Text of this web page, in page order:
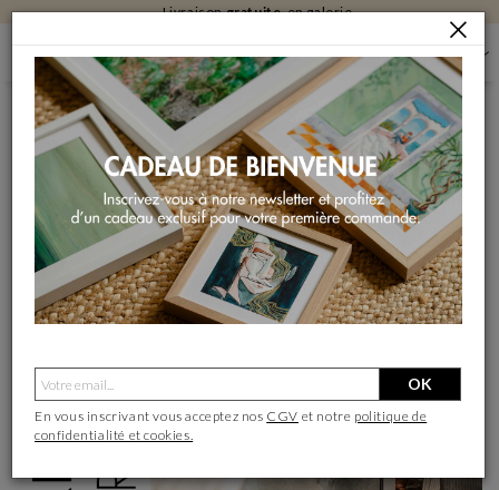
Livraisongratuiteen galerie
LES SECRETS DE L'ENCADREMENT DE TABLEAU
- LES SECRETS DE L'ENCADREMENT DE
TABLEAU -
Comment sublimer des œuvres tout en les
intégrant dans votre univers ?
OK
En vous inscrivant vous acceptez nos CGV et notre politique de
confidentialité et cookies.